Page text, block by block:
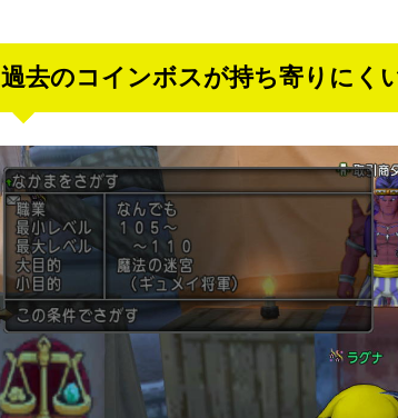
過去のコインボスが持ち寄りにく